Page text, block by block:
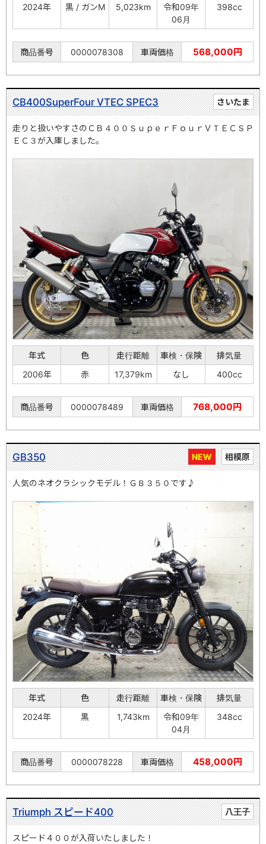
2024年 黒 / ガンM 5,023km
令和09年
06月
398cc
商品番号 0000078308 車両価格 568,000円
さいたま
CB400SuperFour VTEC SPEC3
走りと扱いやすさのＣＢ４００ＳｕｐｅｒＦｏｕｒＶＴＥＣＳＰ
ＥＣ３が入庫しました。
年式 色 走行距離 車検・保険
排気量
2006年
赤 17,379km なし 400cc
商品番号 0000078489 車両価格 768,000円
NEW 相模原
GB350
人気のネオクラシックモデル！ＧＢ３５０です♪
年式 色 走行距離 車検・保険
排気量
2024年
黒 1,743km
令和09年
04月
348cc
商品番号 0000078228 車両価格 458,000円
八王子
Triumph スピード400
スピード４００が入荷いたしました！